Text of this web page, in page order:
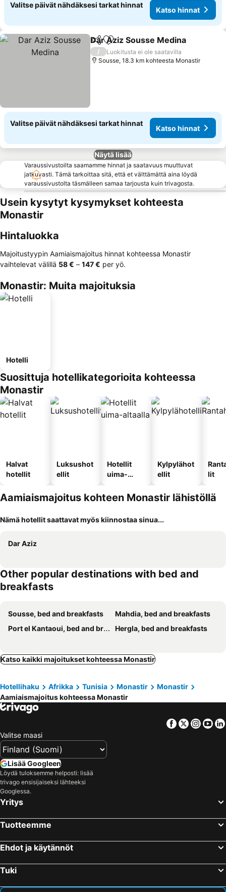
Valitse päivät nähdäksesi tarkat hinnat
Katso hinnat
Jaa Lisää suosikkeihin
Dar Aziz Sousse Medina
/
Luokitusta ei ole saatavilla
Sousse, 18.3 km kohteesta Monastir
Valitse päivät nähdäksesi tarkat hinnat
Katso hinnat
Näytä lisää
Varaussivustoilta saamamme hinnat ja saatavuus muuttuvat
jatkuvasti. Tämä tarkoittaa sitä, että et välttämättä aina löydä
varaussivustolta täsmälleen samaa tarjousta kuin trivagosta.
Usein kysytyt kysymykset kohteesta
Monastir
Hintaluokka
Majoitustyypin Aamiaismajoitus hinnat kohteessa Monastir
vaihtelevat välillä ‎58 € – ‎147 € per yö.
Monastir: Muita majoituksia
Hotelli
Suosittuja hotellikategorioita kohteessa
Monastir
Halvat
hotellit
Luksushot
ellit
Hotellit
uima-
Kylpylähot
ellit
lit
Aamiaismajoitus kohteen Monastir lähistöllä
Nämä hotellit saattavat myös kiinnostaa sinua...
Dar Aziz
Other popular destinations with bed and
breakfasts
Sousse, bed and breakfasts
Mahdia, bed and breakfasts
Port el Kantaoui, bed and breakfasts
Hergla, bed and breakfasts
Katso kaikki majoitukset kohteessa Monastir
Hotellihaku Afrikka Tunisia Monastir
Monastir
Aamiaismajoitus kohteessa Monastir
Facebook
Twitter
Valitse maasi
Lisää Googleen
Löydä tuloksemme helposti: lisää
trivago ensisijaiseksi lähteeksi
Googlessa.
Yritys
Tuotteemme
Ehdot ja käytännöt
Tuki